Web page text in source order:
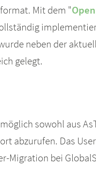
Mit dem "
neben der
gelegt.
sowohl aus
abzurufen. Das
Migration bei